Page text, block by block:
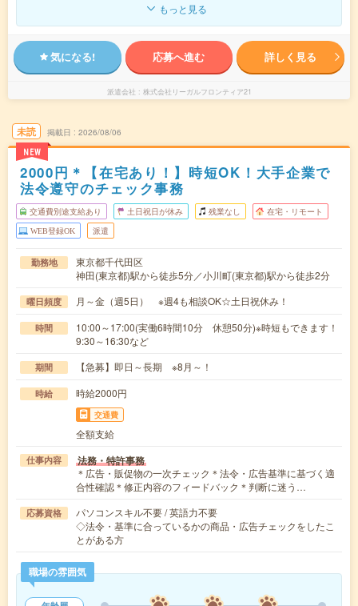
もっと見る
気になる! 応募へ進む 詳しく見る
派遣会社 株式会社リーガルフロンティア21
未読
NEW
掲載日 2026/08/06
2000円＊【在宅あり！】時短OK！大手企業で
法令遵守のチェック事務
交通費別途支給あり 土日祝日が休み 残業なし 在宅・リモート
WEB登録OK 派遣
勤務地
東京都千代田区
神田(東京都)駅から徒歩5分／小川町(東京都)駅から徒歩2分
曜日頻度 月～金（週5日） ※週4も相談OK☆土日祝休み！
時間
10:00～17:00(実働6時間10分 休憩50分)※時短もできます！
9:30～16:30など
期間 【急募】即日～長期 ※8月～！
時給 時給2000円
交通費
全額支給
仕事内容 法務・特許事務
＊広告・販促物の一次チェック＊法令・広告基準に基づく適
合性確認＊修正内容のフィードバック＊判断に迷う…
応募資格
パソコンスキル不要 / 英語力不要
◇法令・基準に合っているかの商品・広告チェックをしたこ
とがある方
職場の雰囲気